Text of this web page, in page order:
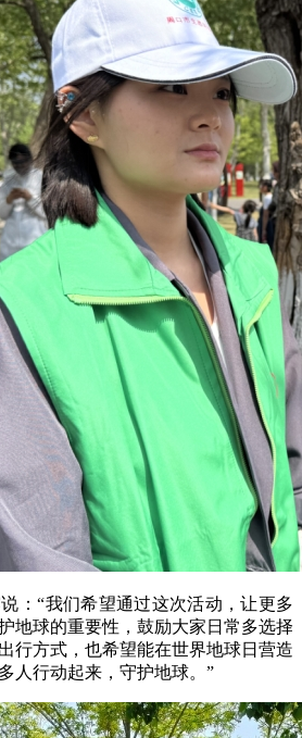
“我们希望通过这次活动，让更多
地球的重要性，鼓励大家日常多选择
行方式，也希望能在世界地球日营造
人行动起来，守护地球。”